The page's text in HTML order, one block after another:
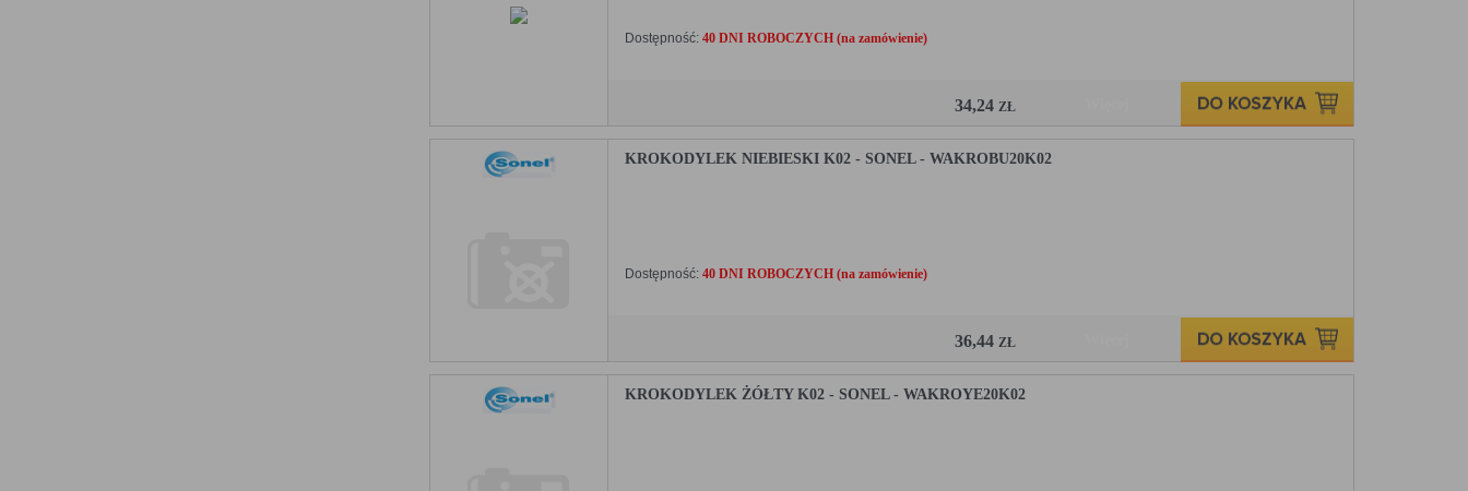
Dostępność:40 DNI ROBOCZYCH (na zamówienie)
34,24 ZŁ
KROKODYLEK NIEBIESKI K02 - SONEL - WAKROBU20K02
Dostępność:40 DNI ROBOCZYCH (na zamówienie)
36,44 ZŁ
KROKODYLEK ŻÓŁTY K02 - SONEL - WAKROYE20K02